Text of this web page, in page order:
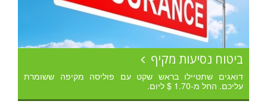
ביטוח נסיעות מקיף
דואגים שתטיילו בראש שקט עם פוליסה מקיפה ששומרת
עליכם. החל מ-1.70 $ ליום.